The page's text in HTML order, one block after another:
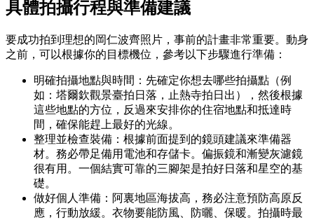
具體拍攝行程與準備建議
要成功拍到理想的岡仁波齊照片，事前的計畫非常重要。動身
之前，可以根據你的目標機位，參考以下步驟進行準備：
明確拍攝地點與時間：先確定你想去哪些拍攝點（例
如：塔爾欽觀景臺拍日落，止熱寺拍日出），然後根據
這些地點的方位，反過來安排你的住宿地點和抵達時
間，確保能趕上最好的光線。
整理並檢查裝備：根據前面提到的鏡頭建議來準備器
材。務必帶足備用電池和存儲卡。偏振鏡和漸變灰濾鏡
很有用。一個結實可靠的三腳架是拍好日落和星空的基
礎。
做好個人準備：阿裏地區海拔高，務必注意預防高原反
應，行動放緩。衣物要能防風、防曬、保暖。拍攝時最